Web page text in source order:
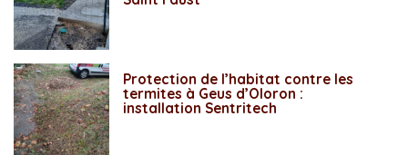
Protection de l’habitat contre les
termites à Geus d’Oloron :
installation Sentritech